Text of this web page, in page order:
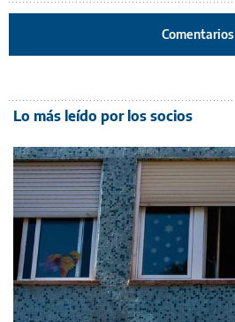
Comentarios
Lo más leído por los socios